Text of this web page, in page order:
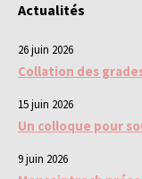
Actualités
26 juin 2026
Collation des
15 juin 2026
Un colloque pour
9 juin 2026